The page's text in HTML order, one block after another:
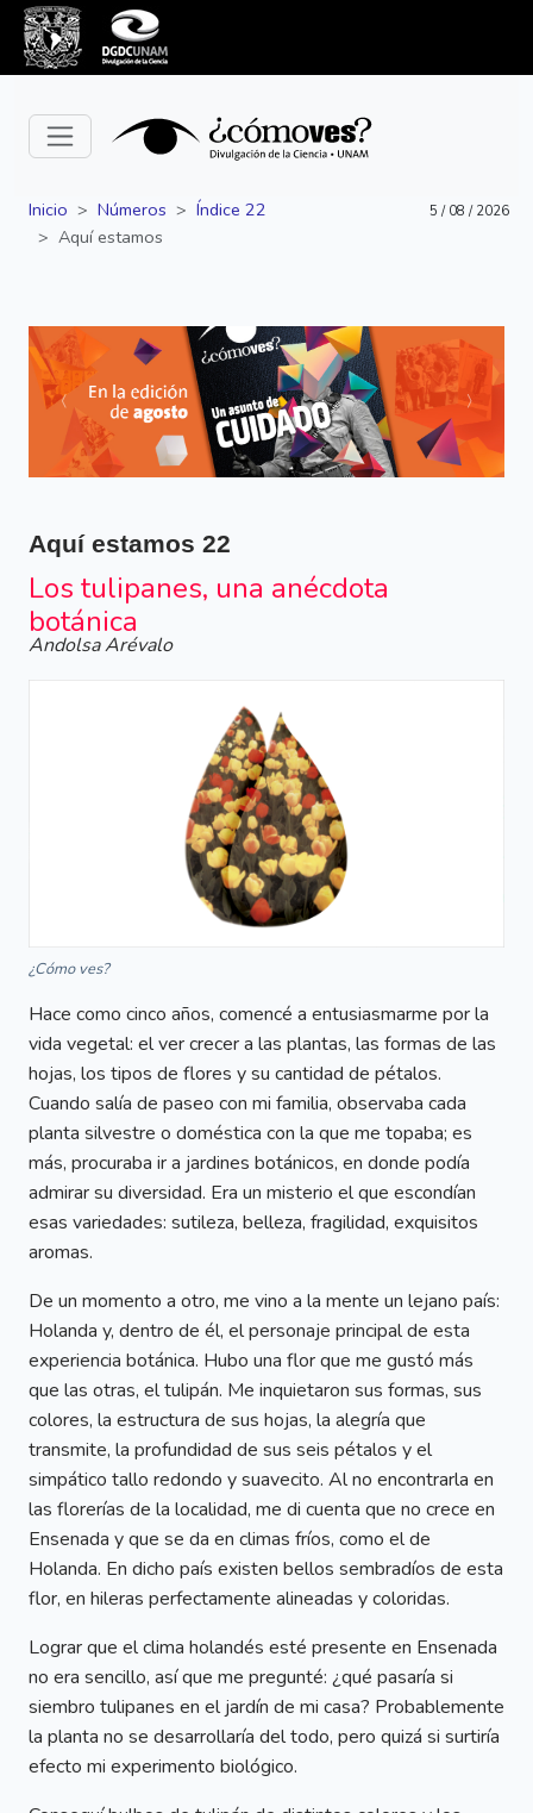
Inicio Números
Índice 22
Aquí estamos
5 / 08 / 2026
Siguiente Anterior
Aquí estamos 22
Los tulipanes, una anécdota
botánica
Andolsa Arévalo
¿Cómo ves?
Hace como cinco años, comencé a entusiasmarme por la
vida vegetal: el ver crecer a las plantas, las formas de las
hojas, los tipos de flores y su cantidad de pétalos.
Cuando salía de paseo con mi familia, observaba cada
planta silvestre o doméstica con la que me topaba; es
más, procuraba ir a jardines botánicos, en donde podía
admirar su diversidad. Era un misterio el que escondían
esas variedades: sutileza, belleza, fragilidad, exquisitos
aromas.
De un momento a otro, me vino a la mente un lejano país:
Holanda y, dentro de él, el personaje principal de esta
experiencia botánica. Hubo una flor que me gustó más
que las otras, el tulipán. Me inquietaron sus formas, sus
colores, la estructura de sus hojas, la alegría que
transmite, la profundidad de sus seis pétalos y el
simpático tallo redondo y suavecito. Al no encontrarla en
las florerías de la localidad, me di cuenta que no crece en
Ensenada y que se da en climas fríos, como el de
Holanda. En dicho país existen bellos sembradíos de esta
flor, en hileras perfectamente alineadas y coloridas.
Lograr que el clima holandés esté presente en Ensenada
no era sencillo, así que me pregunté: ¿qué pasaría si
siembro tulipanes en el jardín de mi casa? Probablemente
la planta no se desarrollaría del todo, pero quizá si surtiría
efecto mi experimento biológico.